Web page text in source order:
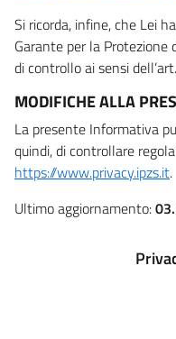
Si ricorda, infine, che Lei
Garante per la
di controllo ai sensi
MODIFICHE ALLA
La presente Informativa
quindi, di controllare
https://www.privacy.ipzs.it.
Ultimo aggiornamento: